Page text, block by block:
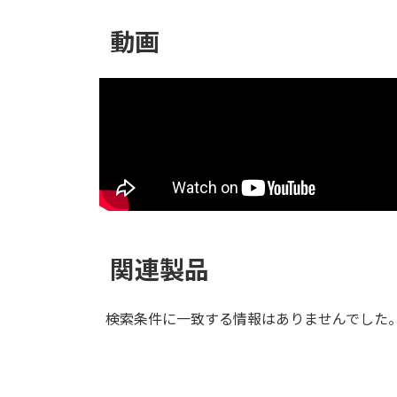
動画
関連製品
検索条件に一致する情報はありませんでした